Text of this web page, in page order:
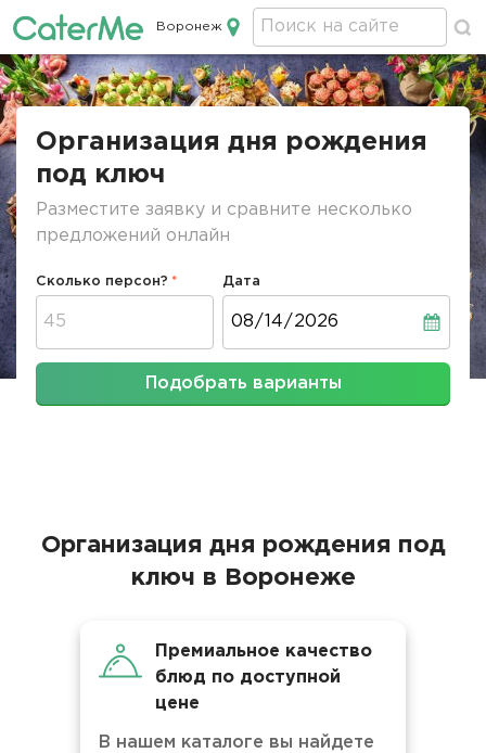
Кейтеринг в Воронеже
Воронеж
Строка
Организация дня рождения
под ключ
Разместите заявку и сравните несколько
предложений онлайн
Сколько персон? Дата
Подобрать варианты
Организация дня рождения под
ключ в Воронеже
Премиальное качество
блюд по доступной
цене
В нашем каталоге вы найдете